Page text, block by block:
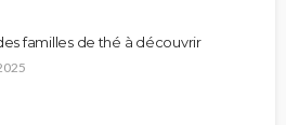
familles de thé à découvrir